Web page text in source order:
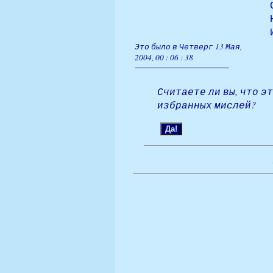
Это было в Четверг 13 Мая,
2004, 00 : 06 : 38
Считаете ли вы, что
избранных мислей?